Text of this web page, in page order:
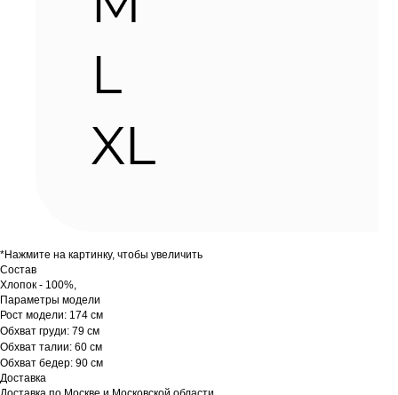
*Нажмите на картинку, чтобы увеличить
Состав
Хлопок - 100%,
Параметры модели
Рост модели: 174 см
Обхват груди: 79 см
Обхват талии: 60 см
Обхват бедер: 90 см
Доставка